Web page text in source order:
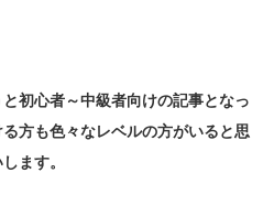
初心者～中級者向けの記事となっ
方も色々なレベルの方がいると思
ます。